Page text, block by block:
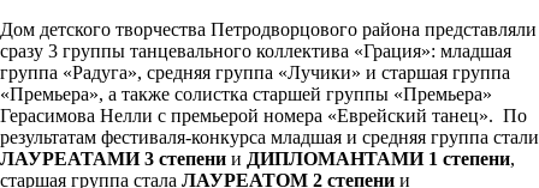
Дом детского творчества Петродворцового района представляли
сразу 3 группы танцевального коллектива «Грация»: младшая
группа «Радуга», средняя группа «Лучики» и старшая группа
«Премьера», а также солистка старшей группы «Премьера»
Герасимова Нелли с премьерой номера «Еврейский танец». По
результатам фестиваля-конкурса младшая и средняя группа стали
ЛАУРЕАТАМИ 3 степени и ДИПЛОМАНТАМИ1 степени,
старшая группа стала ЛАУРЕАТОМ 2 степени и